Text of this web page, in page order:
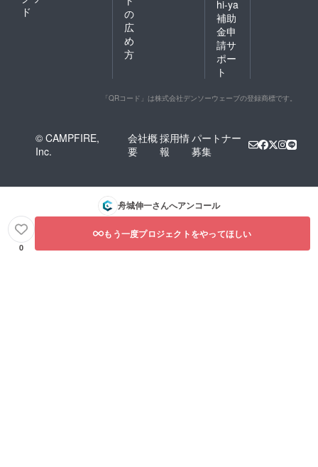
ド
の
広
め
方
hi-ya
補助
金申
請サ
ポー
ト
「QRコード」は株式会社デンソーウェーブの登録商標です。
© CAMPFIRE,
Inc.
会社概
要
採用情
報
パートナー
募集
舟城伸一さんへアンコール
0
もう一度プロジェクトをやってほしい